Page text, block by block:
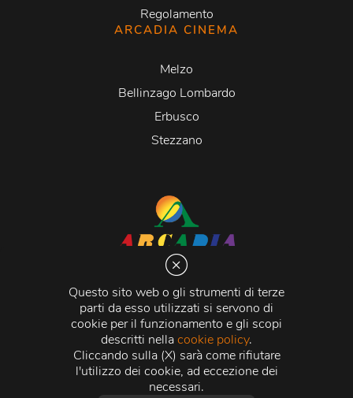
Questo sito web o gli strumenti di terze
parti da esso utilizzati si servono di
cookie per il funzionamento e gli scopi
descritti nellacookie policy.
Cliccando sulla (X) sarà come rifiutare
l'utilizzo dei cookie, ad eccezione dei
necessari.
Regolamento
ARCADIA CINEMA
Melzo
Bellinzago Lombardo
Erbusco
Stezzano
Via Martiri della Libertà 20066 Melzo (MI)
C.C.I.A.A. - R.E.A di Milano n. 1427910
Registro delle Imprese di Milano n. 338392 -
Fiscale e Partita Iva11015840157 | Capitale Sociale
500.000,00 i.v.
Credits:Crea Informatica S.r.l. 2026 © Tutti i diritti
riservati.